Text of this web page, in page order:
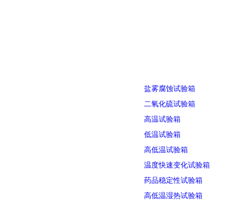
盐雾腐蚀试验箱
二氧化硫试验箱
高温试验箱
低温试验箱
高低温试验箱
温度快速变化试验箱
药品稳定性试验箱
高低温湿热试验箱